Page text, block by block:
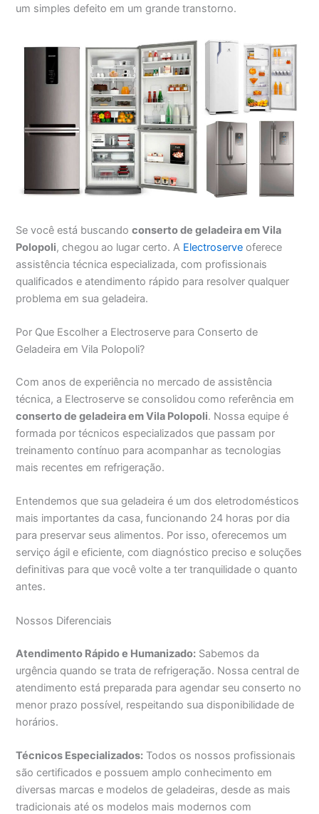
um simples defeito em um grande transtorno.
Se você está buscandoconserto de geladeira em Vila
Polopoli, chegou ao lugar certo. A Electroserve oferece
assistência técnica especializada, com profissionais
qualificados e atendimento rápido para resolver qualquer
problema em sua geladeira.
Por Que Escolher a Electroserve para Conserto de
Geladeira em Vila Polopoli?
Com anos de experiência no mercado de assistência
técnica, a Electroserve se consolidou como referência em
conserto de geladeira em Vila Polopoli. Nossa equipe é
formada por técnicos especializados que passam por
treinamento contínuo para acompanhar as tecnologias
mais recentes em refrigeração.
Entendemos que sua geladeira é um dos eletrodomésticos
mais importantes da casa, funcionando 24 horas por dia
para preservar seus alimentos. Por isso, oferecemos um
serviço ágil e eficiente, com diagnóstico preciso e soluções
definitivas para que você volte a ter tranquilidade o quanto
antes.
Nossos Diferenciais
Atendimento Rápido e Humanizado: Sabemos da
urgência quando se trata de refrigeração. Nossa central de
atendimento está preparada para agendar seu conserto no
menor prazo possível, respeitando sua disponibilidade de
horários.
Técnicos Especializados: Todos os nossos profissionais
são certificados e possuem amplo conhecimento em
diversas marcas e modelos de geladeiras, desde as mais
tradicionais até os modelos mais modernos com